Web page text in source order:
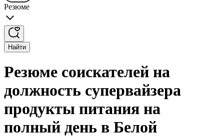
Резюме
Найти
Резюме соискателей на
должность супервайзера
продукты питания на
полный день в Белой